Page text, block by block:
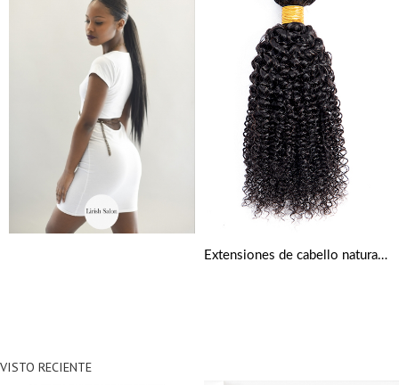
Extensiones de cabello natural rizado
VISTO RECIENTE